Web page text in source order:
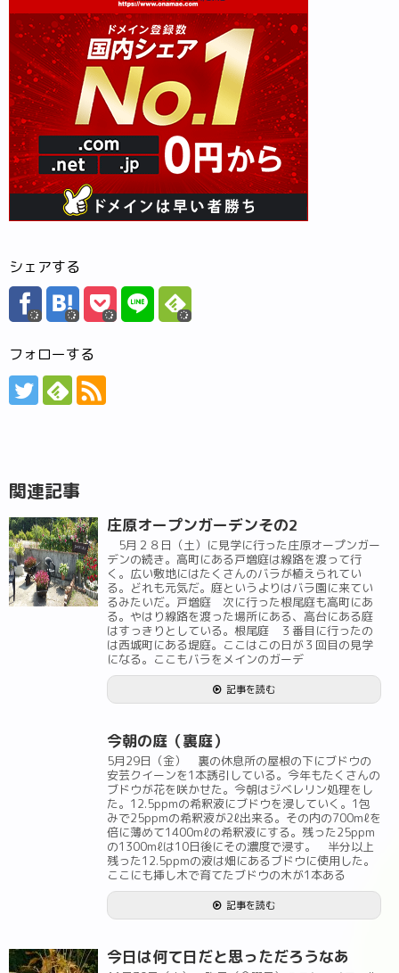
シェアする
フォローする
関連記事
庄原オープンガーデンその2
5月２８日（土）に見学に行った庄原オープンガー
デンの続き。高町にある戸増庭は線路を渡って行
く。広い敷地にはたくさんのバラが植えられてい
る。どれも元気だ。庭というよりはバラ園に来てい
るみたいだ。戸増庭 次に行った根尾庭も高町にあ
る。やはり線路を渡った場所にある、高台にある庭
はすっきりとしている。根尾庭 ３番目に行ったの
は西城町にある堤庭。ここはこの日が３回目の見学
になる。ここもバラをメインのガーデ
記事を読む
今朝の庭（裏庭）
5月29日（金） 裏の休息所の屋根の下にブドウの
安芸クイーンを1本誘引している。今年もたくさんの
ブドウが花を咲かせた。今朝はジベレリン処理をし
た。12.5ppmの希釈液にブドウを浸していく。1包
みで25ppmの希釈液が2ℓ出来る。その内の700mℓを
倍に薄めて1400mℓの希釈液にする。残った25ppm
の1300mℓは10日後にその濃度で浸す。 半分以上
残った12.5ppmの液は畑にあるブドウに使用した。
ここにも挿し木で育てたブドウの木が1本ある
記事を読む
今日は何て日だと思っただろうなあ